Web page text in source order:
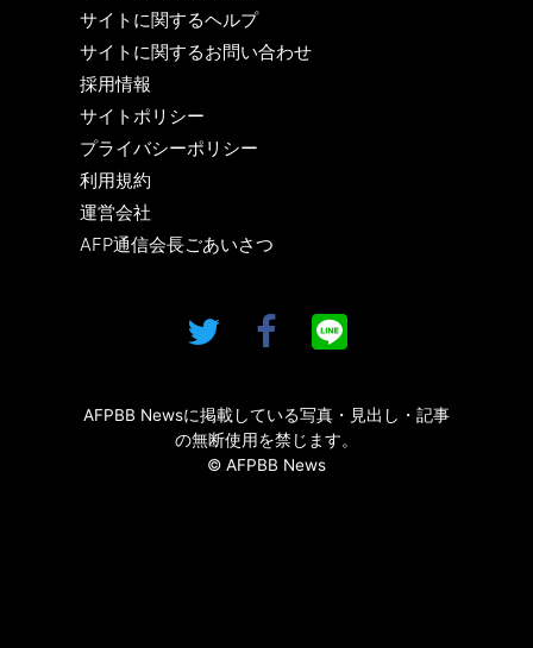
サイトに関するヘルプ
サイトに関するお問い合わせ
採用情報
サイトポリシー
プライバシーポリシー
利用規約
運営会社
AFP通信会長ごあいさつ
AFPBB Newsに掲載している写真・見出し・記事
の無断使用を禁じます。
© AFPBB News